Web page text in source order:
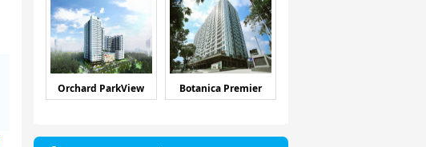
Orchard ParkView Botanica Premier